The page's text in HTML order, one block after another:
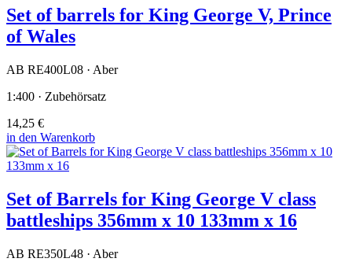
Set of barrels for King George V, Prince
of Wales
AB RE400L08 · Aber
1:400 · Zubehörsatz
14,25 €
in den Warenkorb
Set of Barrels for King George V class
battleships 356mm x 10 133mm x 16
AB RE350L48 · Aber